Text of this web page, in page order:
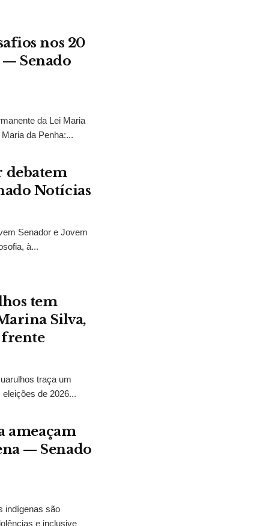
nos 20
— Senado
da Lei Maria
da Penha:...
debatem
Notícias
Senador e Jovem
à...
tem
Silva,
frente
traça um
de 2026...
ameaçam
— Senado
indígenas são
e inclusive